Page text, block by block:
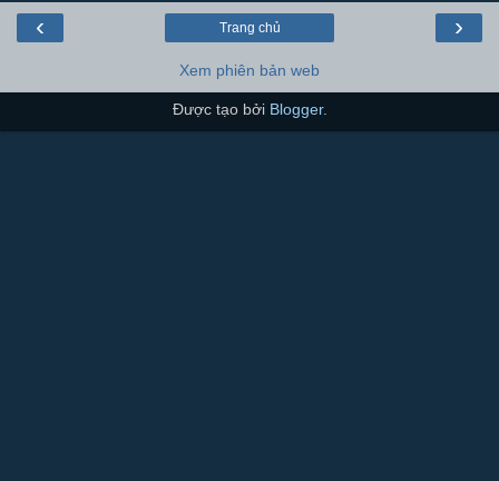
‹ ›
Trang chủ
Xem phiên bản web
Được tạo bởi Blogger.